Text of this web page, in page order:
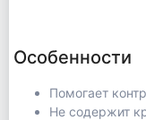
Особенности
Помогает
Не содержит